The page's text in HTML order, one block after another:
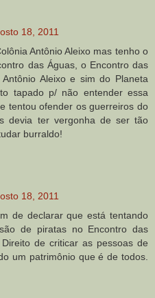
18, 2011
Antônio Aleixo mas tenho o
das Águas, o Encontro das
Aleixo e sim do Planeta
tapado p/ não entender essa
tentou ofender os guerreiros do
devia ter vergonha de ser tão
burraldo!
18, 2011
de declarar que está tentando
de piratas no Encontro das
de criticar as pessoas de
um patrimônio que é de todos.